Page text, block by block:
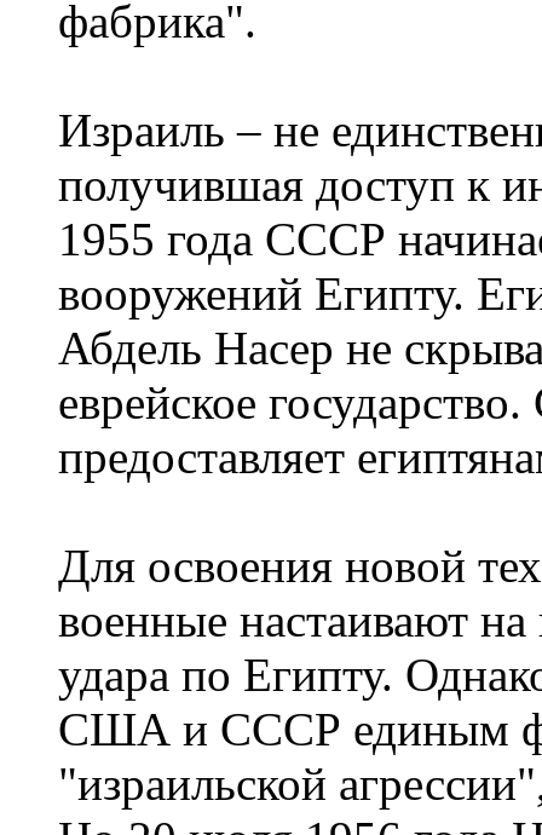
фабрика".
Израиль – не
получившая доступ к
1955 года СССР
вооружений Египту.
Абдель Насер не
еврейское
предоставляет
Для освоения новой
военные настаивают
удара по Египту.
США и СССР единым
"израильской